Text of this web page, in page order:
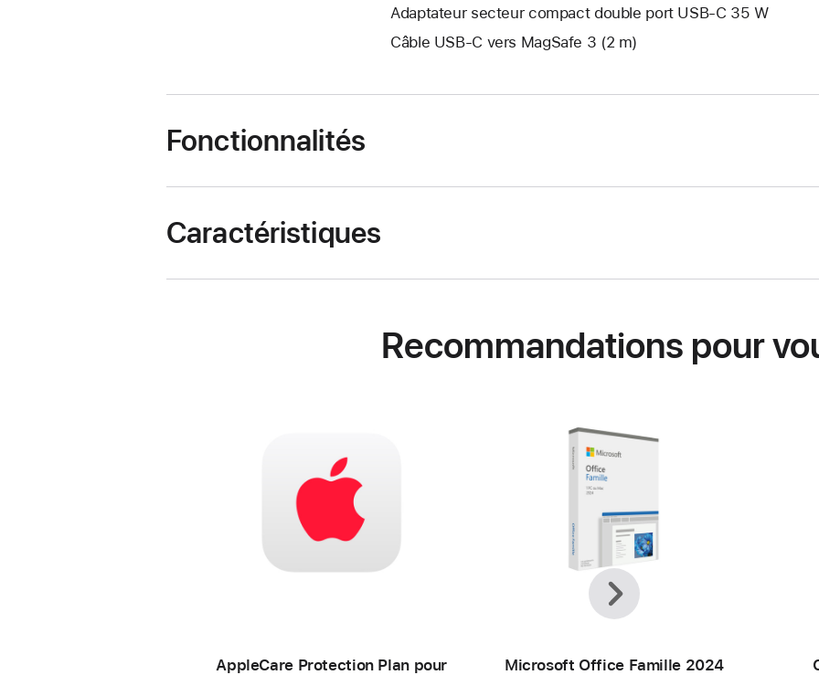
Adaptateur secteur compact double port USB-C 35 W
Câble USB-C vers MagSafe 3 (2 m)
Fonctionnalités
Caractéristiques
Recommandations pour
AppleCare Protection Plan pour
Microsoft Office Famille 2024
Précédent
Suivant